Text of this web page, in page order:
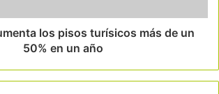
los pisos turísicos más de un
50% en un año